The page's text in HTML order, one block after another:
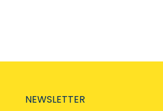
NEWSLETTER